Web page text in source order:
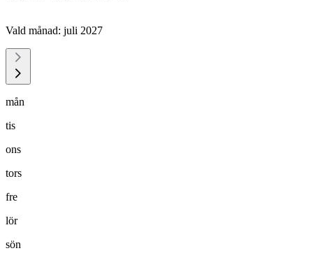
Vald månad: juli 2027
mån
tis
ons
tors
fre
lör
sön